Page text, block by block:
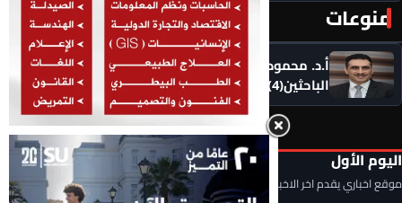
منوعات المزيد ‹
أ.د. محمود السعيد يكتب .. التحديات التي تواجه شباب
الباحثين(4)
اليوم الأول
موقع اخباري يقدم اخر الاخبار المحلية والعربية والعالمية